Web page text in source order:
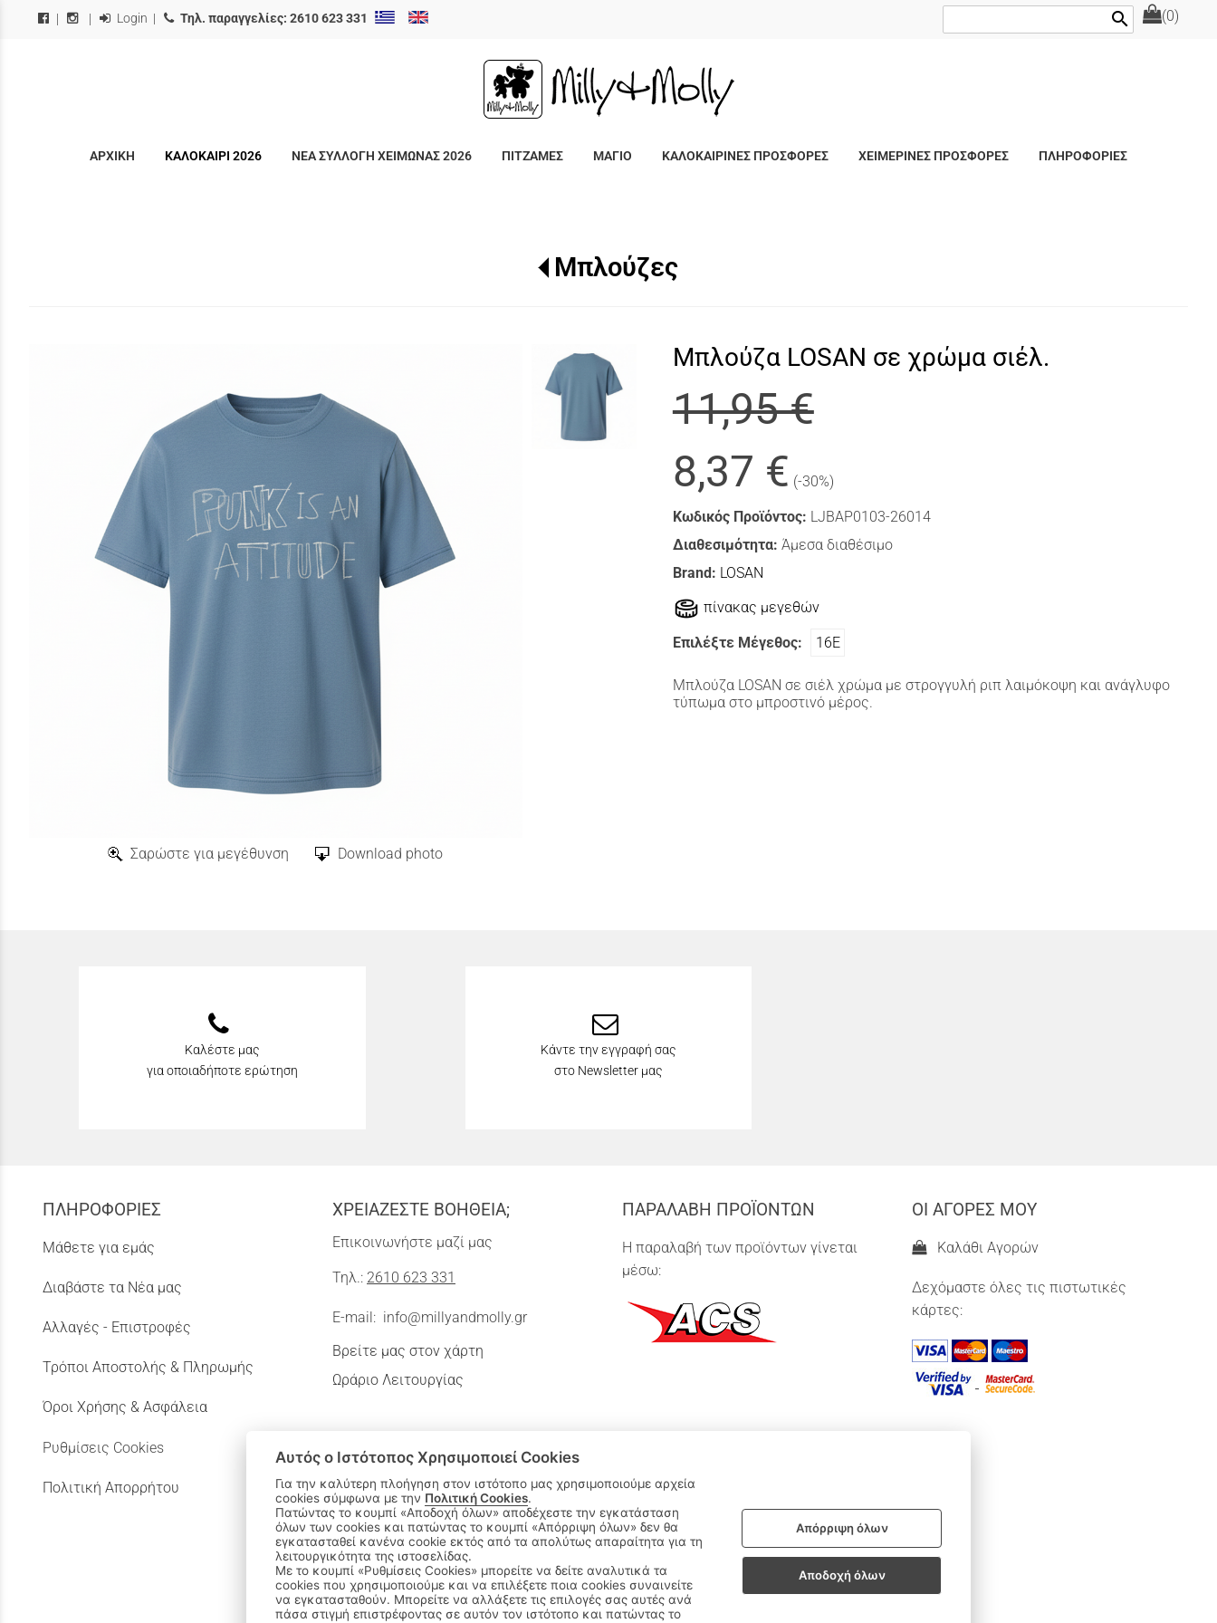
Login | Τηλ. παραγγελίες: 2610 623 331 (0)
search
ΑΡΧΙΚΗ ΚΑΛΟΚΑΙΡΙ 2026 ΝΕΑ ΣΥΛΛΟΓΗ ΧΕΙΜΩΝΑΣ 2026 ΠΙΤΖΑΜΕΣ ΜΑΓΙΟ ΚΑΛΟΚΑΙΡΙΝΕΣ ΠΡΟΣΦΟΡΕΣ ΧΕΙΜΕΡΙΝΕΣ ΠΡΟΣΦΟΡΕΣ ΠΛΗΡΟΦΟΡΙΕΣ
Μπλούζες
Σαρώστε για μεγέθυνση Download photo
Μπλούζα LOSAN σε χρώμα σιέλ.
11,95 €
8,37 € (-30%)
Κωδικός Προϊόντος: LJBAP0103-26014
Διαθεσιμότητα: Άμεσα διαθέσιμο
Brand: LOSAN
πίνακας μεγεθών
Επιλέξτε Μέγεθος: 16Ε
Μπλούζα LOSAN σε σιέλ χρώμα με στρογγυλή ριπ λαιμόκοψη και ανάγλυφο
τύπωμα στο μπροστινό μέρος.
Καλέστε μας
για οποιαδήποτε ερώτηση
Κάντε την εγγραφή σας
στο Newsletter μας
ΠΛΗΡΟΦΟΡΙΕΣ
Μάθετε για εμάς
Διαβάστε τα Νέα μας
Αλλαγές - Επιστροφές
Τρόποι Αποστολής & Πληρωμής
Όροι Χρήσης & Ασφάλεια
Ρυθμίσεις Cookies
Πολιτική Απορρήτου
ΧΡΕΙΑΖΕΣΤΕ ΒΟΗΘΕΙΑ;
Επικοινωνήστε μαζί μας
Τηλ.: 2610 623 331
E-mail: info@millyandmolly.gr
Βρείτε μας στον χάρτη
Ωράριο Λειτουργίας
ΠΑΡΑΛΑΒΗ ΠΡΟΪΟΝΤΩΝ
Η παραλαβή των προϊόντων γίνεται
μέσω:
ΟΙ ΑΓΟΡΕΣ ΜΟΥ
Καλάθι Αγορών
Δεχόμαστε όλες τις πιστωτικές
κάρτες:
ΑΚΟΛΟΥΘΗΣΤΕ ΜΑΣ: |
Sitemap/Login
Αυτός ο Ιστότοπος Χρησιμοποιεί Cookies
Για την καλύτερη πλοήγηση στον ιστότοπο μας χρησιμοποιούμε αρχεία
cookies σύμφωνα με την Πολιτική Cookies.
Πατώντας το κουμπί «Αποδοχή όλων» αποδέχεστε την εγκατάσταση
όλων των cookies και πατώντας το κουμπί «Απόρριψη όλων» δεν θα
εγκατασταθεί κανένα cookie εκτός από τα απολύτως απαραίτητα για τη
λειτουργικότητα της ιστοσελίδας.
Με το κουμπί «Ρυθμίσεις Cookies» μπορείτε να δείτε αναλυτικά τα
cookies που χρησιμοποιούμε και να επιλέξετε ποια cookies συναινείτε
να εγκατασταθούν. Μπορείτε να αλλάξετε τις επιλογές σας αυτές ανά
πάσα στιγμή επιστρέφοντας σε αυτόν τον ιστότοπο και πατώντας το
Απόρριψη όλων
Αποδοχή όλων